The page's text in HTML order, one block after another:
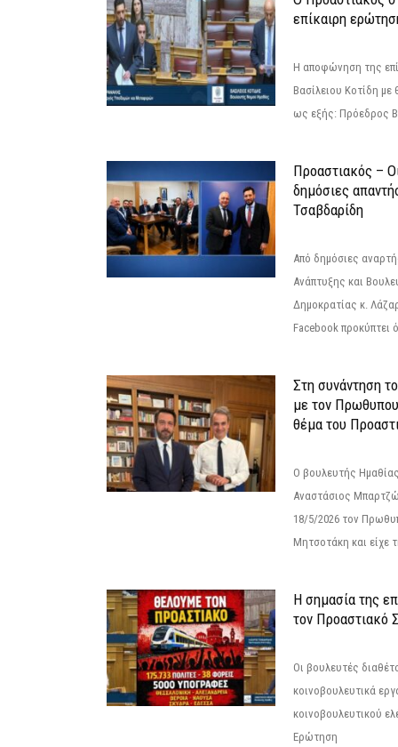
επίκαιρη
Η αποφώνηση της
Βασίλειου Κοτίδη με
ως εξής: Πρόεδρος
Προαστιακός –
δημόσιες
Τσαβδαρίδη
Από δημόσιες
Ανάπτυξης και
Δημοκρατίας κ.
Facebook προκύπτει
Στη συνάντηση
με τον
θέμα του
Ο βουλευτής
Αναστάσιος
18/5/2026 τον
Μητσοτάκη και είχε
Η σημασία της
τον Προαστιακό
Οι βουλευτές
κοινοβουλευτικά
κοινοβουλευτικού
Ερώτηση